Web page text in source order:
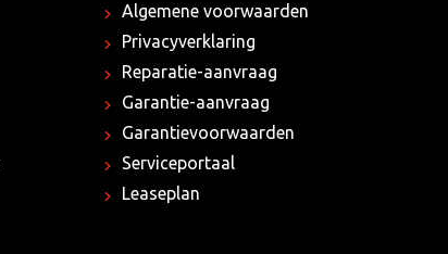
Algemene voorwaarden
Privacyverklaring
Reparatie-aanvraag
Garantie-aanvraag
Garantievoorwaarden
Serviceportaal
Leaseplan